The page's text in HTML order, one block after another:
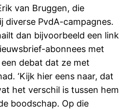
van Bruggen, die
diverse PvdA-campagnes.
dan bijvoorbeeld een link
abonnees met
debat dat ze met
‘Kijk hier eens naar, dat
het verschil is tussen hem
boodschap. Op die